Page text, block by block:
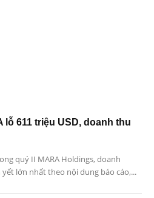
611 triệu USD, doanh thu
quý II MARA Holdings, doanh
lớn nhất theo nội dung báo cáo,...